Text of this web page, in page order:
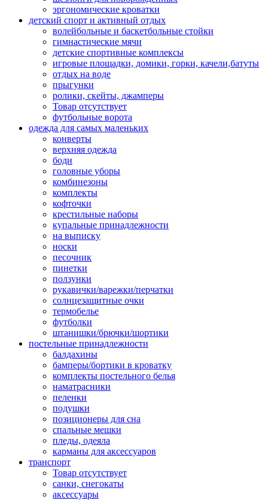
эргономические кроватки
детский спорт и активный отдых
волейбольные и баскетбольные стойки
гимнастические мячи
детские спортивные комплексы
игровые площадки, домики, горки, качели,батуты
отдых на воде
прыгунки
ролики, скейты, джамперы
Товар отсутствует
футбольные ворота
одежда для самых маленьких
конверты
верхняя одежда
боди
головные уборы
комбинезоны
комплекты
кофточки
крестильные наборы
купальные принадлежности
на выписку
носки
песочник
пинетки
ползунки
рукавички/варежки/перчатки
солнцезащитные очки
термобелье
футболки
штанишки/брючки/шортики
постельные принадлежности
балдахины
бамперы/бортики в кроватку
комплекты постельного белья
наматрасники
пеленки
подушки
позиционеры для сна
спальные мешки
пледы, одеяла
карманы для аксеcсуаров
транспорт
Товар отсутствует
санки, снегокаты
аксессуары